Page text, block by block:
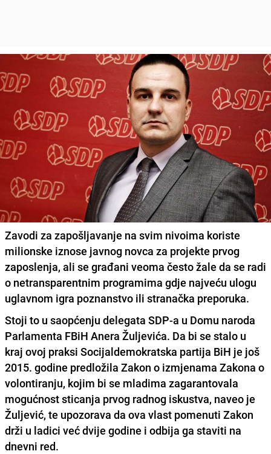
Zavodi za zapošljavanje na svim nivoima koriste
milionske iznose javnog novca za projekte prvog
zaposlenja, ali se građani veoma često žale da se radi
o netransparentnim programima gdje najveću ulogu
uglavnom igra poznanstvo ili stranačka preporuka.
Stoji to u saopćenju delegata SDP-a u Domu naroda
Parlamenta FBiH Anera Žuljevića. Da bi se stalo u
kraj ovoj praksi Socijaldemokratska partija BiH je još
2015. godine predložila Zakon o izmjenama Zakona o
volontiranju, kojim bi se mladima zagarantovala
mogućnost sticanja prvog radnog iskustva, naveo je
Žuljević, te upozorava da ova vlast pomenuti Zakon
drži u ladici već dvije godine i odbija ga staviti na
dnevni red.